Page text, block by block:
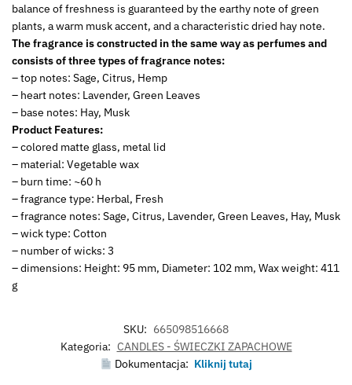
balance of freshness is guaranteed by the earthy note of green
plants, a warm musk accent, and a characteristic dried hay note.
The fragrance is constructed in the same way as perfumes and
consists of three types of fragrance notes:
– top notes: Sage, Citrus, Hemp
– heart notes: Lavender, Green Leaves
– base notes: Hay, Musk
Product Features:
– colored matte glass, metal lid
– material: Vegetable wax
– burn time: ~60 h
– fragrance type: Herbal, Fresh
– fragrance notes: Sage, Citrus, Lavender, Green Leaves, Hay, Musk
– wick type: Cotton
– number of wicks: 3
– dimensions: Height: 95 mm, Diameter: 102 mm, Wax weight: 411
g
SKU: 665098516668
Kategoria: CANDLES - ŚWIECZKI ZAPACHOWE
Dokumentacja: Kliknij tutaj